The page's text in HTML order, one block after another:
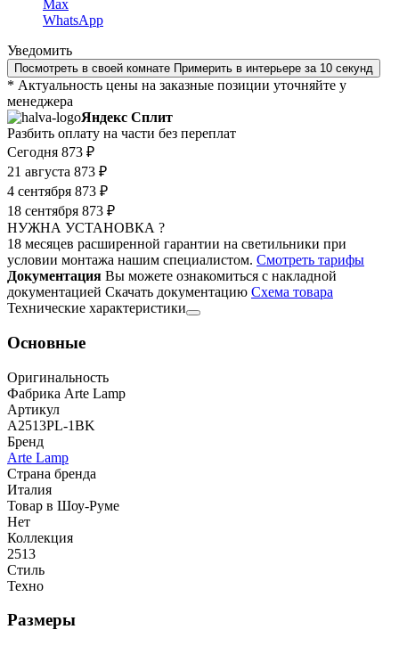
Max
WhatsApp
Уведомить
Посмотреть в своей комнате Примерить в интерьере за 10 секунд
* Актуальность цены на заказные позиции уточняйте у
менеджера
Яндекс Сплит
Разбить оплату на части без переплат
Сегодня 873 ₽
21 августа 873 ₽
4 сентября 873 ₽
18 сентября 873 ₽
НУЖНА УСТАНОВКА ?
18 месяцев расширенной гарантии на светильники при
условии монтажа нашим специалистом. Смотреть тарифы
Документация Вы можете ознакомиться с накладной
документацией Скачать документацию Cхема товара
Технические характеристики
Основные
Оригинальность
Фабрика Arte Lamp
Артикул
A2513PL-1BK
Бренд
Arte Lamp
Страна бренда
Италия
Товар в Шоу-Руме
Нет
Коллекция
2513
Стиль
Техно
Размеры